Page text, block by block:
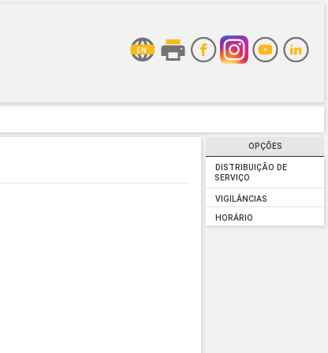
OPÇÕES
DISTRIBUIÇÃO DE
SERVIÇO
VIGILÂNCIAS
HORÁRIO